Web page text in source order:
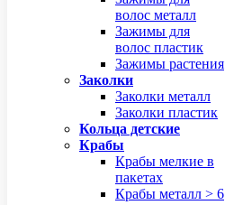
волос металл
Зажимы для
волос пластик
Зажимы растения
Заколки
Заколки металл
Заколки пластик
Кольца детские
Крабы
Крабы мелкие в
пакетах
Крабы металл > 6